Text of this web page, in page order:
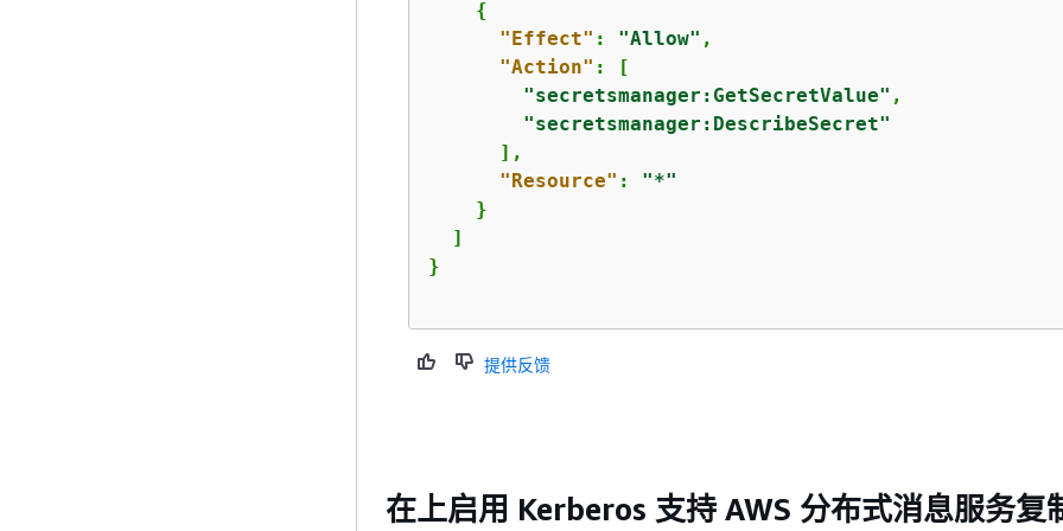
{
"Effect" : "Allow" ,
"Action" : [
"secretsmanager:GetSecretValue" ,
"secretsmanager:DescribeSecret"
      ],
"Resource" : "*"
    }
  ]
提供反馈
在上启用 Kerberos 支持 AWS 分布式消息服务复